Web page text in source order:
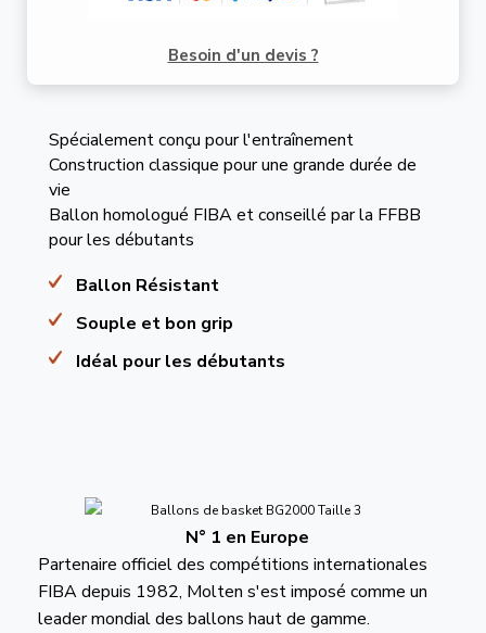
Besoin d'un devis ?
Spécialement conçu pour l'entraînement
Construction classique pour une grande durée de
vie
Ballon homologué FIBA et conseillé par la FFBB
pour les débutants
Ballon Résistant
Souple et bon grip
Idéal pour les débutants
N° 1 en Europe
Partenaire officiel des compétitions internationales
FIBA depuis 1982, Molten s'est imposé comme un
leader mondial des ballons haut de gamme.